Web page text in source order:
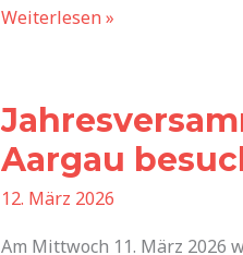
Weiterlesen »
Aargau
12. März 2026
Am Mittwoch 11. März 2026
Aargau
besucht